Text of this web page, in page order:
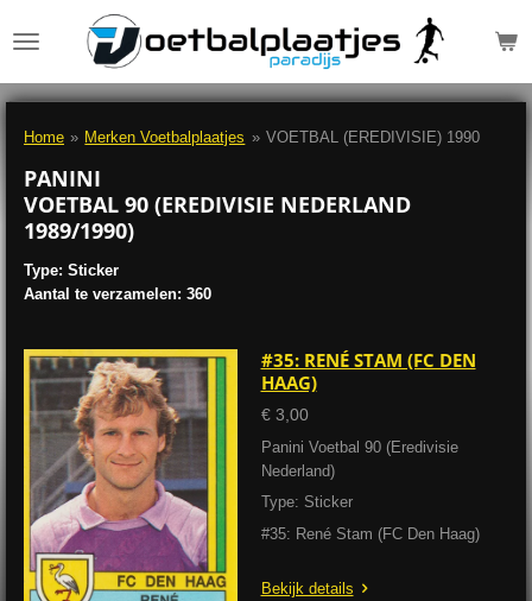
direct
de
Home » Merken Voetbalplaatjes » VOETBAL (EREDIVISIE) 1990
PANINI
VOETBAL 90 (EREDIVISIE NEDERLAND
1989/1990)
Type: Sticker
Aantal te verzamelen: 360
#35: RENÉ STAM (FC DEN
HAAG)
€ 3,00
Panini Voetbal 90 (Eredivisie
Nederland)
Type: Sticker
#35: René Stam (FC Den Haag)
Bekijk details